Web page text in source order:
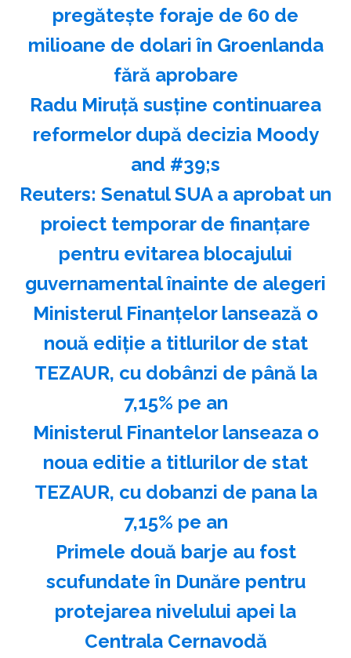
pregăteşte foraje de 60 de
milioane de dolari în Groenlanda
fără aprobare
Radu Miruţă susţine continuarea
reformelor după decizia Moody
and #39;s
Reuters: Senatul SUA a aprobat un
proiect temporar de finanţare
pentru evitarea blocajului
guvernamental înainte de alegeri
Ministerul Finanţelor lansează o
nouă ediţie a titlurilor de stat
TEZAUR, cu dobânzi de până la
7,15% pe an
Ministerul Finantelor lanseaza o
noua editie a titlurilor de stat
TEZAUR, cu dobanzi de pana la
7,15% pe an
Primele două barje au fost
scufundate în Dunăre pentru
protejarea nivelului apei la
Centrala Cernavodă